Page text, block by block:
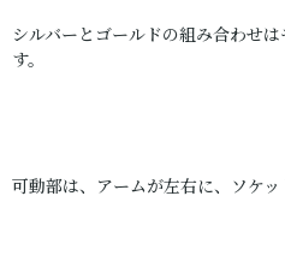
シルバーとゴールドの組み合わせ
す。
可動部は、アームが左右に、ソケッ